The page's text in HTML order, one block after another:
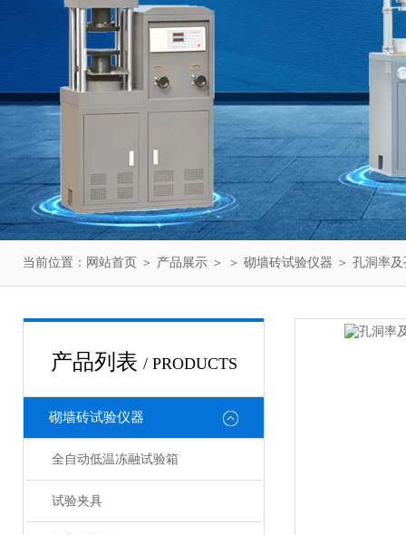
当前位置： 网站首页 ＞ 产品展示 ＞ ＞ 砌墙砖试验仪器 ＞ 孔洞率
产品列表 / PRODUCTS
砌墙砖试验仪器
全自动低温冻融试验箱
试验夹具